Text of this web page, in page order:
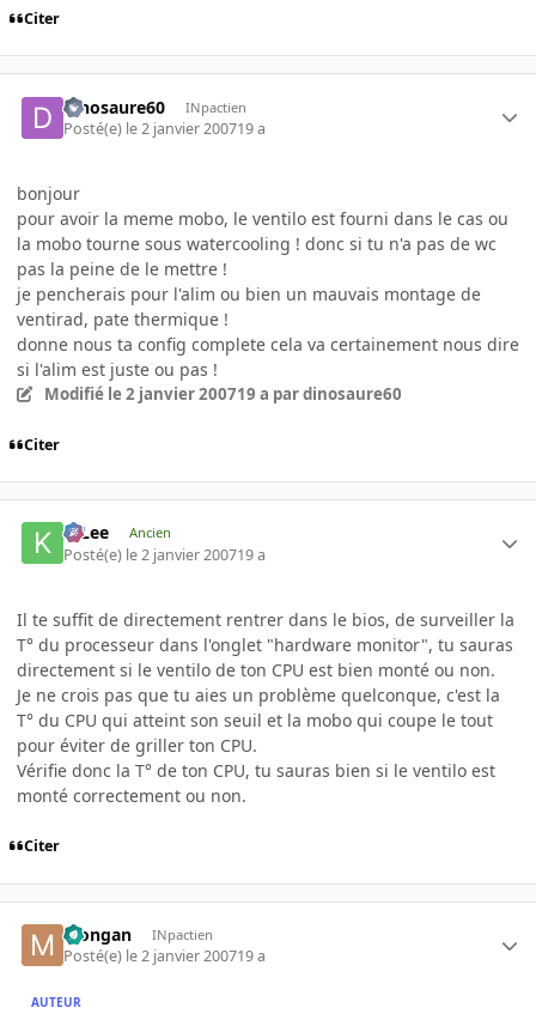
Citer
dinosaure60 INpactien
Posté(e) le 2 janvier 200719 a
bonjour
pour avoir la meme mobo, le ventilo est fourni dans le cas ou
la mobo tourne sous watercooling ! donc si tu n'a pas de wc
pas la peine de le mettre !
je pencherais pour l'alim ou bien un mauvais montage de
ventirad, pate thermique !
donne nous ta config complete cela va certainement nous dire
si l'alim est juste ou pas !
Modifié le 2 janvier 200719 a par dinosaure60
Citer
K-Lee Ancien
Posté(e) le 2 janvier 200719 a
Il te suffit de directement rentrer dans le bios, de surveiller la
T° du processeur dans l'onglet "hardware monitor", tu sauras
directement si le ventilo de ton CPU est bien monté ou non.
Je ne crois pas que tu aies un problème quelconque, c'est la
T° du CPU qui atteint son seuil et la mobo qui coupe le tout
pour éviter de griller ton CPU.
Vérifie donc la T° de ton CPU, tu sauras bien si le ventilo est
monté correctement ou non.
Citer
Mongan INpactien
Posté(e) le 2 janvier 200719 a
AUTEUR